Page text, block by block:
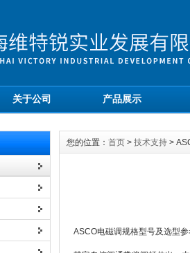
关于公司 产品展示
您的位置： 首页 > 技术支持 >
ASCO电磁调规格型号及选型